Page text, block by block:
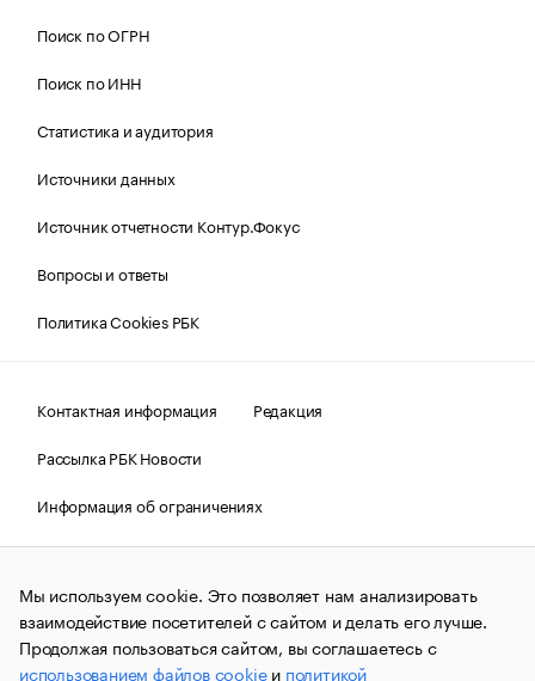
Поиск по ОГРН
Поиск по ИНН
Статистика и аудитория
Источники данных
Источник отчетности Контур.Фокус
Вопросы и ответы
Политика Cookies РБК
Контактная информация
Редакция
Рассылка РБК Новости
Информация об ограничениях
Правовая информация
О соблюдении авторских прав
© АО «РОСБИЗНЕСКОНСАЛТИНГ»,1995–2026.Сообщения
и материалы информационного агентства «РБК»
(зарегистрировано Федеральной службой по надзору в сфере
связи, информационных технологий и массовых
коммуникаций (Роскомнадзор) 09.12.2015 за номером ИА
Мы используем cookie. Это позволяет нам анализировать
взаимодействие посетителей с сайтом и делать его лучше.
Продолжая пользоваться сайтом, вы соглашаетесь с
использованием файлов cookieи политикой